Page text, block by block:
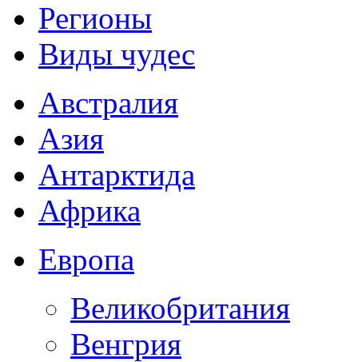
Регионы
Виды чудес
Австралия
Азия
Антарктида
Африка
Европа
Великобритания
Венгрия